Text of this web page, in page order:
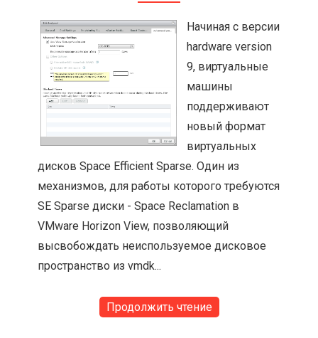
Начиная с версии
hardware version
9, виртуальные
машины
поддерживают
новый формат
виртуальных
дисков Space Efficient Sparse. Один из
механизмов, для работы которого требуются
SE Sparse диски - Space Reclamation в
VMware Horizon View, позволяющий
высвобождать неиспользуемое дисковое
пространство из vmdk...
Продолжить чтение